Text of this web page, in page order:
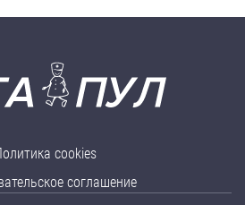
cookies
соглашение